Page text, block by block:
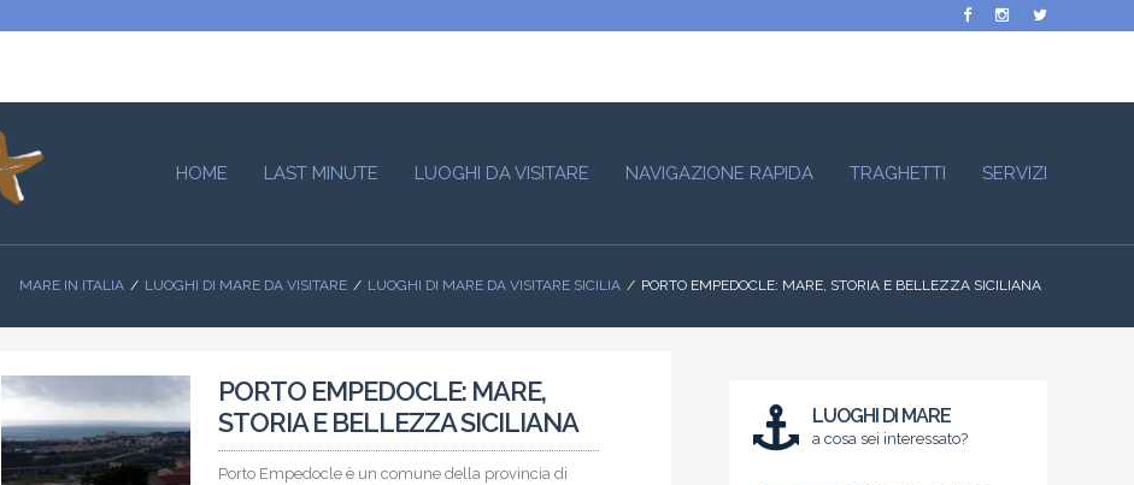
HOME LAST MINUTE LUOGHI DA VISITARE NAVIGAZIONE RAPIDA TRAGHETTI SERVIZI
MARE IN ITALIA LUOGHI DI MARE DA VISITARE LUOGHI DI MARE DA VISITARE SICILIA PORTO EMPEDOCLE: MARE, STORIA E BELLEZZA SICILIANA
PORTO EMPEDOCLE: MARE,
STORIA E BELLEZZA SICILIANA
Porto Empedocle è un comune della provincia di
LUOGHI DI MARE
a cosa sei interessato?